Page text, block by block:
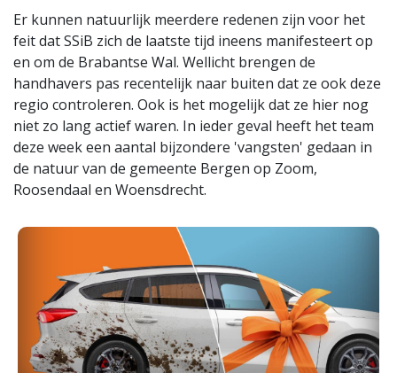
Er kunnen natuurlijk meerdere redenen zijn voor het
feit dat SSiB zich de laatste tijd ineens manifesteert op
en om de Brabantse Wal. Wellicht brengen de
handhavers pas recentelijk naar buiten dat ze ook deze
regio controleren. Ook is het mogelijk dat ze hier nog
niet zo lang actief waren. In ieder geval heeft het team
deze week een aantal bijzondere 'vangsten' gedaan in
de natuur van de gemeente Bergen op Zoom,
Roosendaal en Woensdrecht.